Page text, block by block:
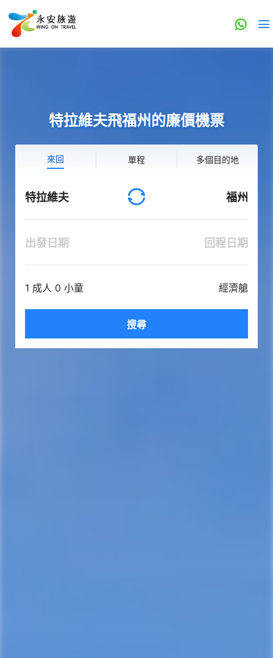
特拉維夫飛福州的廉價機票
來回 單程 多個目的地
特拉維夫 福州
出發日期 回程日期
1 成人 0 小童 經濟艙
搜尋